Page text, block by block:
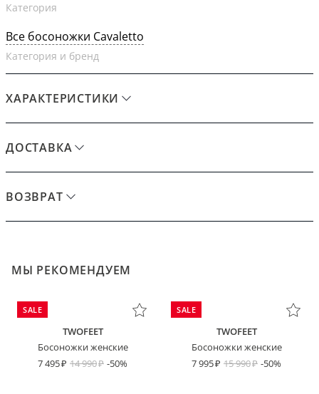
Категория
Все босоножки Cavaletto
Категория и бренд
ХАРАКТЕРИСТИКИ
ДОСТАВКА
ВОЗВРАТ
МЫ РЕКОМЕНДУЕМ
SALE
TWOFEET
Босоножки женские
7 495
14 990 -50%
SALE
TWOFEET
Босоножки женские
7 995
15 990 -50%